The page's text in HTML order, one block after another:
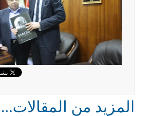
المزيد من المقالات...